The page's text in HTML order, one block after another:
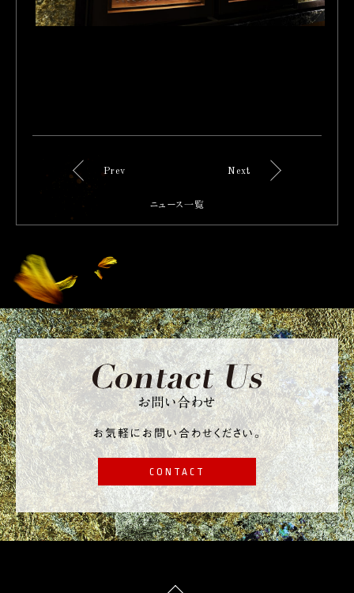
Prev Next
ニュース一覧
お問い合わせ
お気軽にお問い合わせください。
CONTACT